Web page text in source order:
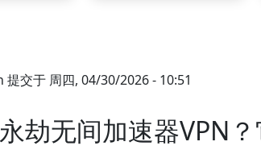
提交于 周四, 04/30/2026 - 10:51
劫无间加速器VPN